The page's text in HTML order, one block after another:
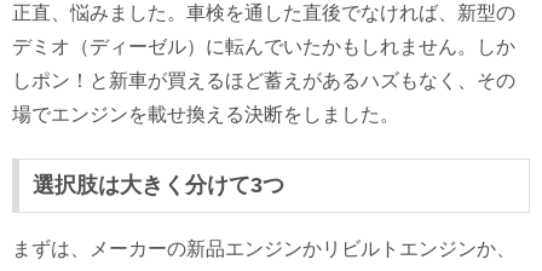
正直、悩みました。車検を通した直後でなければ、新型の
デミオ（ディーゼル）に転んでいたかもしれません。しか
しポン！と新車が買えるほど蓄えがあるハズもなく、その
場でエンジンを載せ換える決断をしました。
選択肢は大きく分けて3つ
まずは、メーカーの新品エンジンかリビルトエンジンか、